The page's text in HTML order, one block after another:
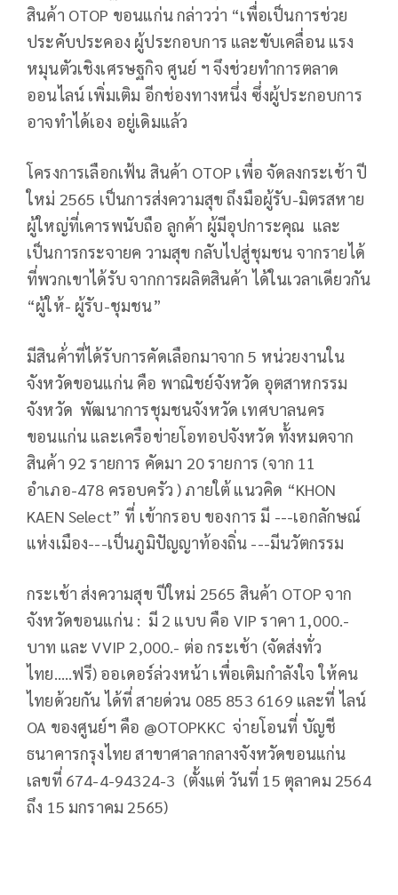
สินค้า OTOP ขอนแก่น กล่าวว่า “เพื่อเป็นการช่วย
ประคับประคอง ผู้ประกอบการ และขับเคลื่อน แรง
หมุนตัวเชิงเศรษฐกิจ ศูนย์ ฯ จึงช่วยทำการตลาด
ออนไลน์ เพิ่มเติม อีกช่องทางหนึ่ง ซึ่งผู้ประกอบการ
อาจทำได้เอง อยู่เดิมแล้ว
โครงการเลือกเฟ้น สินค้า OTOP เพื่อ จัดลงกระเช้า ปี
ใหม่ 2565 เป็นการส่งความสุข ถึงมือผู้รับ-มิตรสหาย
ผู้ใหญ่ที่เคารพนับถือ ลูกค้า ผู้มีอุปการะคุณ และ
เป็นการกระจายค วามสุข กลับไปสู่ชุมชน จากรายได้
ที่พวกเขาได้รับ จากการผลิตสินค้า ได้ในเวลาเดียวกัน
“ผู้ให้- ผู้รับ-ชุมชน”
มีสินค้่าที่ได้รับการคัดเลือกมาจาก 5 หน่วยงานใน
จังหวัดขอนแก่น คือ พาณิชย์จังหวัด อุตสาหกรรม
จังหวัด พัฒนาการชุมชนจังหวัด เทศบาลนคร
ขอนแก่น และเครือข่ายโอทอปจังหวัด ทั้งหมดจาก
สินค้า 92 รายการ คัดมา 20 รายการ (จาก 11
อำเภอ-478 ครอบครัว ) ภายใต้ แนวคิด “KHON
KAEN Select” ที่ เข้ากรอบ ของการ มี ---เอกลักษณ์
แห่งเมือง---เป็นภูมิปัญญาท้องถิ่น ---มีนวัตกรรม
กระเช้า ส่งความสุข ปีใหม่ 2565 สินค้า OTOP จาก
จังหวัดขอนแก่น : มี 2 แบบ คือ VIP ราคา 1,000.-
บาท และ VVIP 2,000.- ต่อ กระเช้า (จัดส่งทั่ว
ไทย.....ฟรี) ออเดอร์ล่วงหน้า เพื่อเติมกำลังใจ ให้คน
ไทยด้วยกัน ได้ที่ สายด่วน 085 853 6169 และที่ ไลน์
OA ของศูนย์ฯ คือ @OTOPKKC จ่ายโอนที่ บัญชี
ธนาคารกรุงไทย สาขาศาลากลางจังหวัดขอนแก่น
เลขที่ 674-4-94324-3 (ตั้งแต่ วันที่ 15 ตุลาคม 2564
ถึง 15 มกราคม 2565)